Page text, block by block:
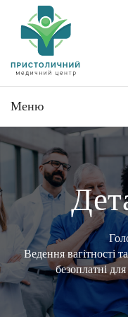
Меню
Ведення вагітності
безоплатні